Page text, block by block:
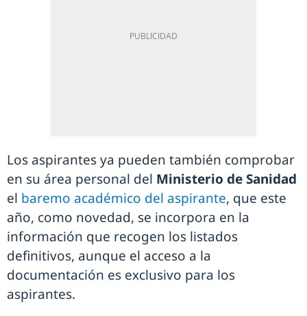
Los aspirantes ya pueden también comprobar
en su área personal del Ministerio de Sanidad
el baremo académico del aspirante, que este
año, como novedad, se incorpora en la
información que recogen los listados
definitivos, aunque el acceso a la
documentación es exclusivo para los
aspirantes.